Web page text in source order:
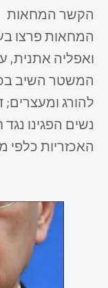
הקשר המחאות
המחאות פרצו
ואפליה אתנית,
​המשטר השיב
להורג ומעצרים; דיווחים על
​נשים הפגינו
האכזריות כלפי